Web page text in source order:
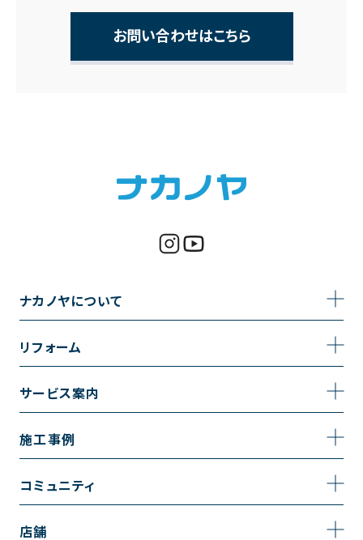
お問い合わせはこちら
ナカノヤについて
採用情報
リフォーム
トイレのリフォーム
キッチンのリフォーム
リノベーション
サービス案内
サービスの流れ
施工事例
施工事例一覧
コミュニティ
コミュニティ
店舗